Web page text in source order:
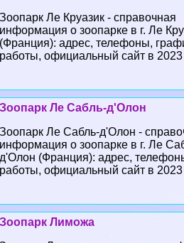
Зоопарк Ле Круазик - справочная
информация о зоопарке в г. Ле
(Франция): адрес, телефоны,
работы, официальный сайт в 2023
Зоопарк Ле Сабль-д'Олон
Зоопарк Ле Сабль-д'Олон -
информация о зоопарке в г. Ле
д'Олон (Франция): адрес,
работы, официальный сайт в 2023
Зоопарк Лиможа